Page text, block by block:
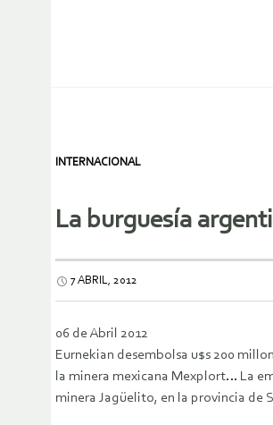
INTERNACIONAL
La burguesía
7 ABRIL, 2012
06 de Abril 2012
Eurnekian desembolsa u$s 200
la minera mexicana Mexplort… La
minera Jagüelito, en la provincia de